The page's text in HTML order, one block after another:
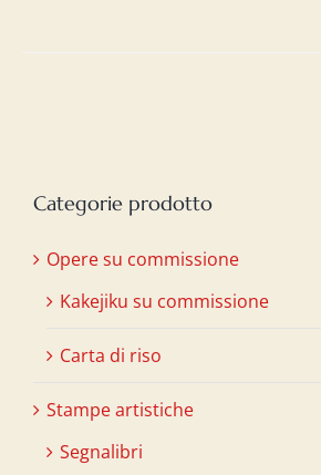
Categorie prodotto
Opere su commissione
Kakejiku su commissione
Carta di riso
Stampe artistiche
Segnalibri